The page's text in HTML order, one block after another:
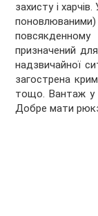
захисту і
призначений
надзвичайної
загострена
тощо. Вантаж у
Добре мати